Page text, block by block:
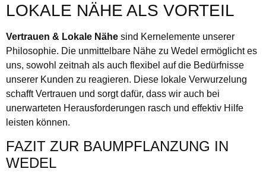
LOKALE NÄHE ALS VORTEIL
Vertrauen & Lokale Nähe sind Kernelemente unserer
Philosophie. Die unmittelbare Nähe zu Wedel ermöglicht es
uns, sowohl zeitnah als auch flexibel auf die Bedürfnisse
unserer Kunden zu reagieren. Diese lokale Verwurzelung
schafft Vertrauen und sorgt dafür, dass wir auch bei
unerwarteten Herausforderungen rasch und effektiv Hilfe
leisten können.
FAZIT ZUR BAUMPFLANZUNG IN
WEDEL